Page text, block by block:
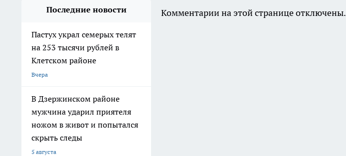
Последние новости
Пастух украл семерых телят
на 253 тысячи рублей в
Клетском районе
Вчера
В Дзержинском районе
мужчина ударил приятеля
ножом в живот и попытался
скрыть следы
5 августа
Комментарии на этой странице отключены.